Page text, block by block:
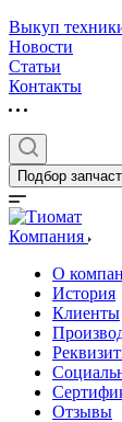
Выкуп
Новости
Статьи
Контакты
Подбор
Компания
О
История
Клиенты
Отзывы